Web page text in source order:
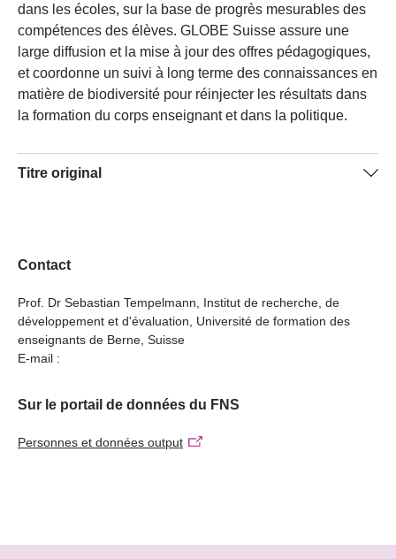
dans les écoles, sur la base de progrès mesurables des
compétences des élèves. GLOBE Suisse assure une
large diffusion et la mise à jour des offres pédagogiques,
et coordonne un suivi à long terme des connaissances en
matière de biodiversité pour réinjecter les résultats dans
la formation du corps enseignant et dans la politique.
Titre original
Contact
Prof. Dr Sebastian Tempelmann, Institut de recherche, de
développement et d'évaluation, Université de formation des
enseignants de Berne, Suisse
E-mail :
Sur le portail de données du FNS
Personnes et données output